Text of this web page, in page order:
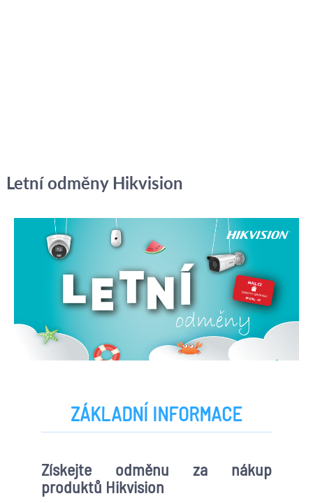
Letní odměny Hikvision
ZÁKLADNÍ INFORMACE
Získejte odměnu za nákup
produktů Hikvision